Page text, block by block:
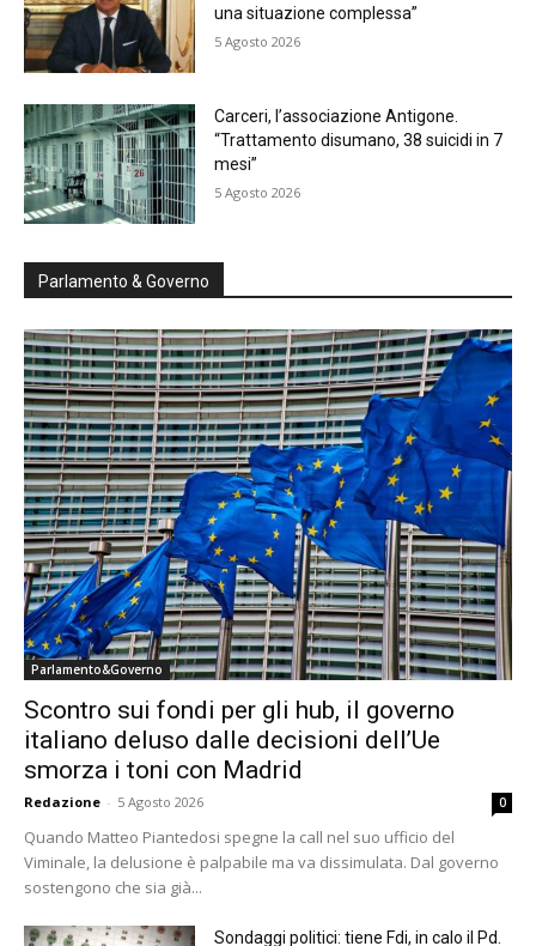
una situazione complessa”
5 Agosto 2026
Carceri, l’associazione Antigone.
“Trattamento disumano, 38 suicidi in 7
mesi”
5 Agosto 2026
Parlamento & Governo
Parlamento&Governo
Scontro sui fondi per gli hub, il governo
italiano deluso dalle decisioni dell’Ue
smorza i toni con Madrid
Redazione - 5 Agosto 2026 0
Quando Matteo Piantedosi spegne la call nel suo ufficio del
Viminale, la delusione è palpabile ma va dissimulata. Dal governo
sostengono che sia già...
Sondaggi politici: tiene Fdi, in calo il Pd.